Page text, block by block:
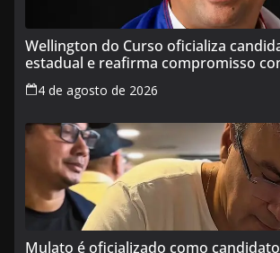
Wellington do Curso oficializa
estadual e reafirma compromisso
Maranhão
4 de agosto de 2026
Mulato é oficializado como